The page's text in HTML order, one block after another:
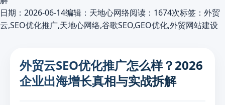
日期：2026-06-14编辑：天地心网络阅读：1674次标签：外贸
云,SEO优化推广,天地心网络,谷歌SEO,GEO优化,外贸网站建设
外贸云SEO优化推广怎么样？2026
企业出海增长真相与实战拆解